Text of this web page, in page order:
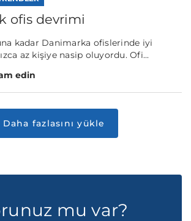
ofis devrimi
kadar Danimarka ofislerinde iyi
az kişiye nasip oluyordu. Ofi...
edin
mu var?